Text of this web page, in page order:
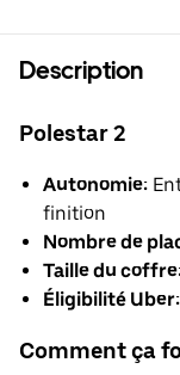
Description
Polestar 2
Autonomie:
finition
Nombre de
Taille du
Éligibilité Uber:
Comment ça